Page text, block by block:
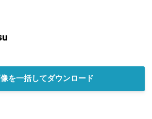
を一括してダウンロード